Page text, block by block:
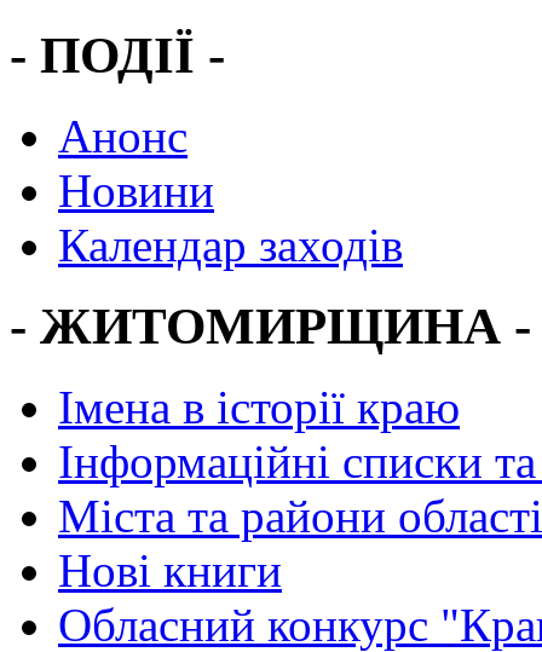
- ПОДІЇ -
Анонс
Новини
Календар заходів
- ЖИТОМИРЩИНА -
Імена в історії краю
Інформаційні списки
Міста та райони області
Нові книги
Обласний конкурс